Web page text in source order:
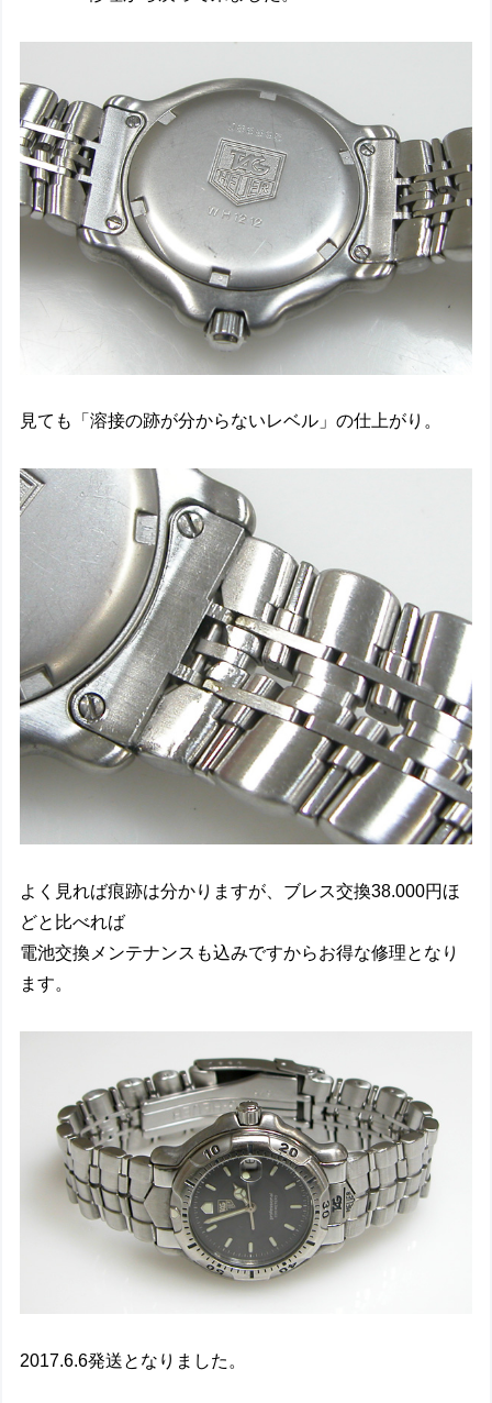
見ても「溶接の跡が分からないレベル」の仕上がり。
よく見れば痕跡は分かりますが、ブレス交換38.000円ほ
どと比べれば
電池交換メンテナンスも込みですからお得な修理となり
ます。
2017.6.6発送となりました。